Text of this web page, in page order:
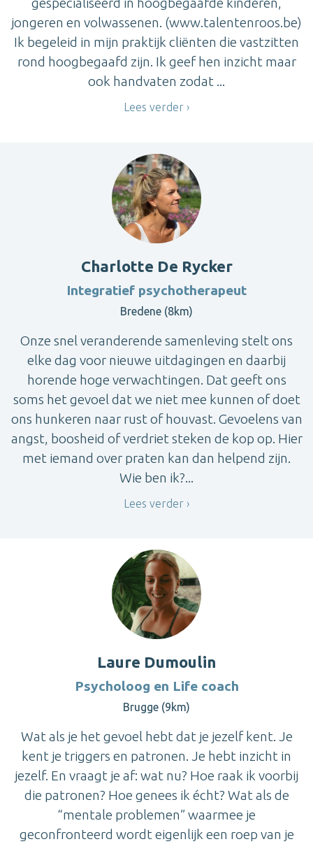
jongeren en volwassenen. (www.talentenroos.be)
Ik begeleid in mijn praktijk cliënten die vastzitten
rond hoogbegaafd zijn. Ik geef hen inzicht maar
ook handvaten zodat ...
Lees verder
Charlotte De Rycker
Integratief psychotherapeut
Bredene (8km)
Onze snel veranderende samenleving stelt ons
elke dag voor nieuwe uitdagingen en daarbij
horende hoge verwachtingen. Dat geeft ons
soms het gevoel dat we niet mee kunnen of doet
ons hunkeren naar rust of houvast. Gevoelens van
angst, boosheid of verdriet steken de kop op. Hier
met iemand over praten kan dan helpend zijn.
Wie ben ik?...
Lees verder
Laure Dumoulin
Psycholoog en Life coach
Brugge (9km)
Wat als je het gevoel hebt dat je jezelf kent. Je
kent je triggers en patronen. Je hebt inzicht in
jezelf. En vraagt je af: wat nu? Hoe raak ik voorbij
die patronen? Hoe genees ik écht? Wat als de
“mentale problemen” waarmee je
geconfronteerd wordt eigenlijk een roep van je